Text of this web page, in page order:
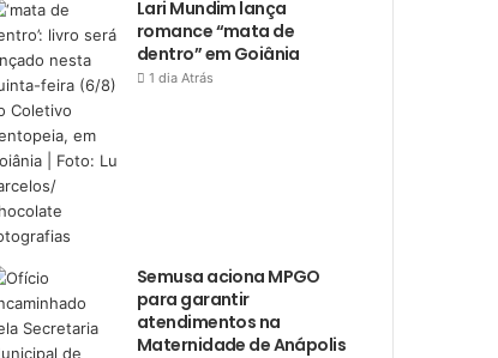
Lari Mundim lança
romance “mata de
dentro” em Goiânia
1 dia Atrás
Semusa aciona MPGO
para garantir
atendimentos na
Maternidade de Anápolis